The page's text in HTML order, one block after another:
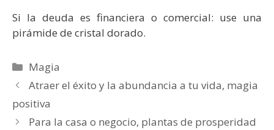
Si la deuda es financiera o comercial: use una
pirámide de cristal dorado.
Categorías
Magia
Atraer el éxito y la abundancia a tu vida, magia
positiva
Para la casa o negocio, plantas de prosperidad